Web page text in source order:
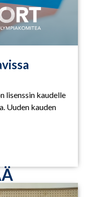
lisenssin kaudelle
Uuden kauden